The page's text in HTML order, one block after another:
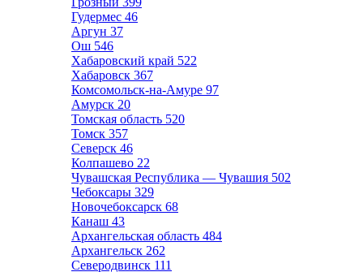
Гудермес 46
Аргун 37
Ош 546
Хабаровский край 522
Хабаровск 367
Комсомольск-на-Амуре 97
Амурск 20
Томская область 520
Томск 357
Северск 46
Колпашево 22
Чувашская Республика — Чувашия 502
Чебоксары 329
Новочебоксарск 68
Канаш 43
Архангельская область 484
Архангельск 262
Северодвинск 111